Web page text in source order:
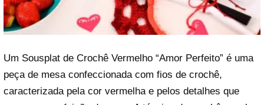
Um Sousplat de Crochê Vermelho “Amor Perfeito” é uma
peça de mesa confeccionada com fios de crochê,
caracterizada pela cor vermelha e pelos detalhes que